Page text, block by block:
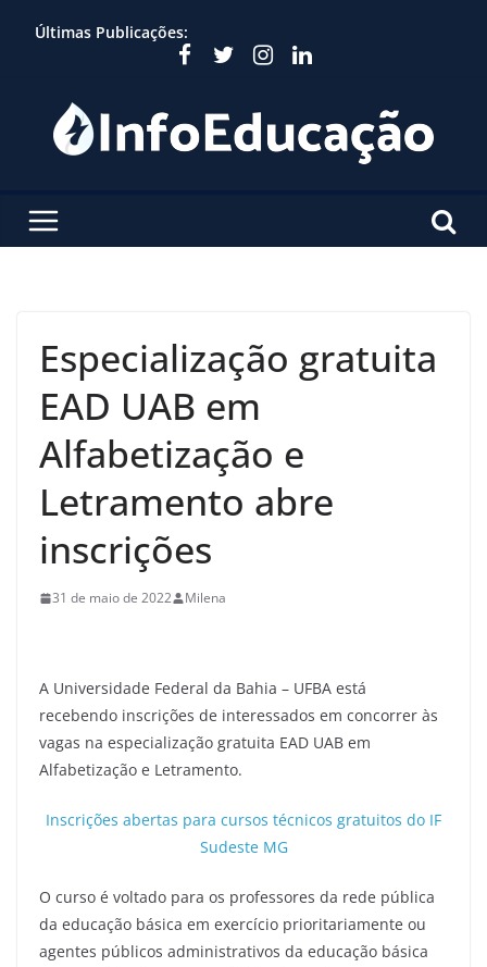
Últimas Publicações:
Especialização gratuita
EAD UAB em
Alfabetização e
Letramento abre
inscrições
31 de maio de 2022 Milena
A Universidade Federal da Bahia – UFBA está
recebendo inscrições de interessados em concorrer às
vagas na especialização gratuita EAD UAB em
Alfabetização e Letramento.
Inscrições abertas para cursos técnicos gratuitos do IF
Sudeste MG
O curso é voltado para os professores da rede pública
da educação básica em exercício prioritariamente ou
agentes públicos administrativos da educação básica